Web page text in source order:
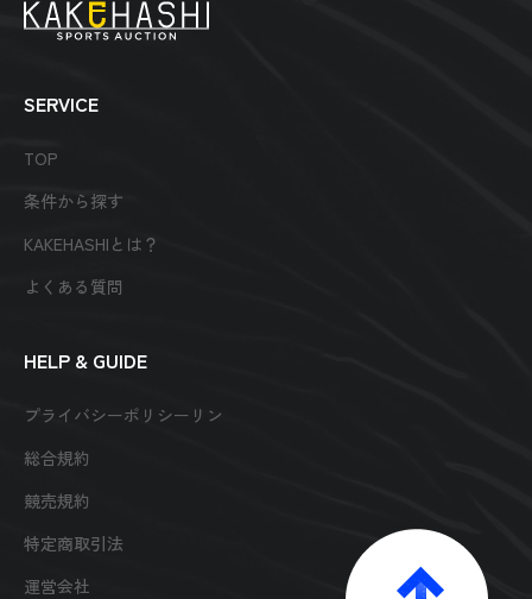
SERVICE
TOP
条件から探す
KAKEHASHIとは？
よくある質問
HELP & GUIDE
プライバシーポリシーリン
総合規約
競売規約
特定商取引法
運営会社